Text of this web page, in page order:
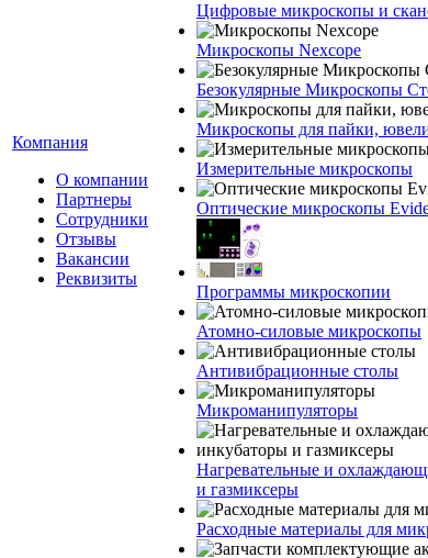
Компания
О компании
Партнеры
Сотрудники
Отзывы
Вакансии
Реквизиты
Цифровые микроскопы и
Микроскопы Nexcope
Безокулярные Микроскопы
Микроскопы для пайки,
Измерительные микроскопы
Оптические микроскопы
Программы микроскопии
Атомно-силовые микроскопы
Антивибрационные столы
Микроманипуляторы
Нагревательные и
и газмиксеры
Расходные материалы для